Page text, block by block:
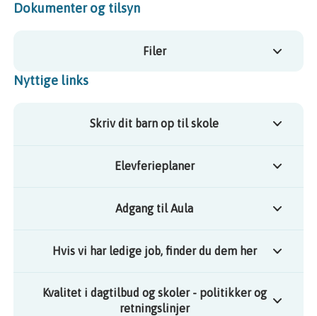
Dokumenter og tilsyn
Filer
Nyttige links
Skriv dit barn op til skole
Elevferieplaner
Adgang til Aula
Hvis vi har ledige job, finder du dem her
Kvalitet i dagtilbud og skoler - politikker og
retningslinjer